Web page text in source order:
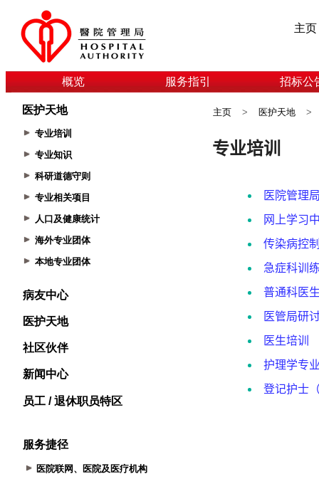
主页
概览 服务指引 招标公
医护天地
专业培训
专业知识
科研道德守则
专业相关项目
人口及健康统计
海外专业团体
本地专业团体
病友中心
医护天地
社区伙伴
新闻中心
员工 / 退休职员特区
服务捷径
医院联网、医院及医疗机构
主页 > 医护天地 >